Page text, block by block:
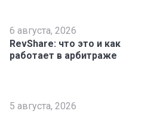
6 августа, 2026
RevShare: что это и как
работает в арбитраже
5 августа, 2026